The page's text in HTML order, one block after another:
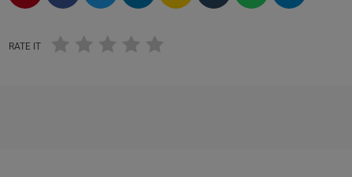
RATE IT